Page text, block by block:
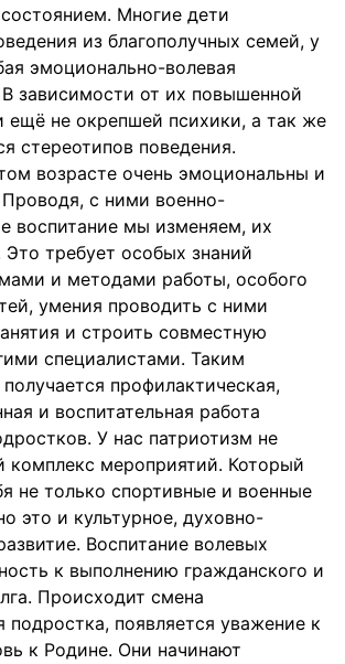
Многие дети
из благополучных семей, у
эмоционально-волевая
зависимости от их повышенной
ещё не окрепшей психики, а так же
стереотипов поведения.
возрасте очень эмоциональны и
Проводя, с ними военно-
воспитание мы изменяем, их
требует особых знаний
и методами работы, особого
умения проводить с ними
и строить совместную
специалистами. Таким
профилактическая,
и воспитательная работа
У нас патриотизм не
комплекс мероприятий. Который
не только спортивные и военные
это и культурное, духовно-
Воспитание волевых
к выполнению гражданского и
Происходит смена
подростка, появляется уважение к
к Родине. Они начинают